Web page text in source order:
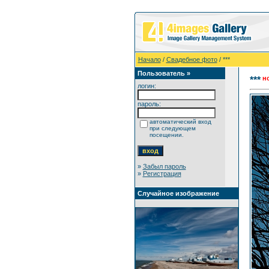
Начало/ Свадебное фото/ ***
Пользователь »
логин:
пароль:
автоматический вход
при следующем
посещении.
» Забыл пароль
» Регистрация
Случайное изображение
***